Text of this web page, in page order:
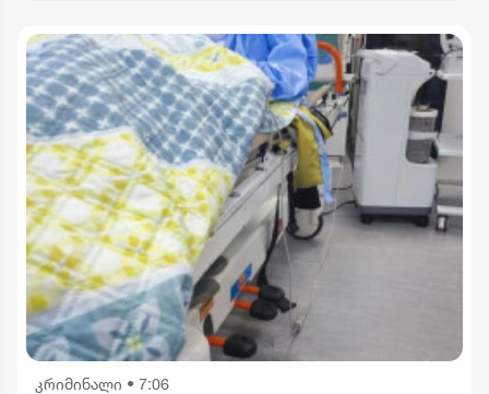
კრიმინალი • 7:06